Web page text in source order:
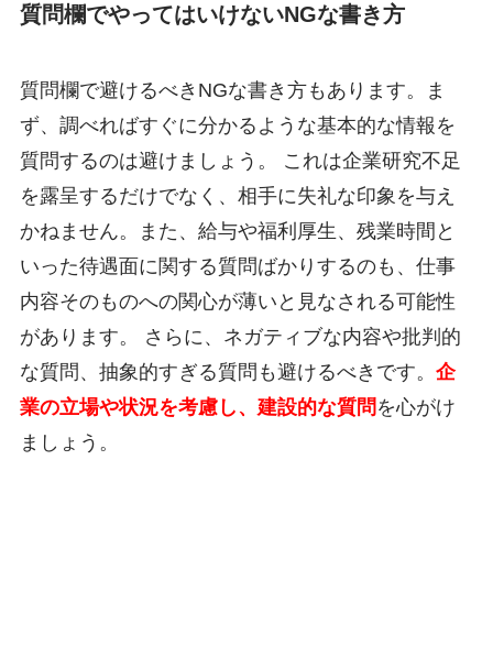
質問欄でやってはいけないNGな書き方
質問欄で避けるべきNGな書き方もあります。ま
ず、調べればすぐに分かるような基本的な情報を
質問するのは避けましょう。 これは企業研究不足
を露呈するだけでなく、相手に失礼な印象を与え
かねません。また、給与や福利厚生、残業時間と
いった待遇面に関する質問ばかりするのも、仕事
内容そのものへの関心が薄いと見なされる可能性
があります。 さらに、ネガティブな内容や批判的
な質問、抽象的すぎる質問も避けるべきです。 企
業の立場や状況を考慮し、建設的な質問 を心がけ
ましょう。